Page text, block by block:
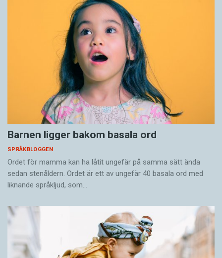
Barnen ligger bakom basala ord
SPRÅKBLOGGEN
Ordet för mamma kan ha låtit ungefär på samma sätt ända
sedan stenåldern. Ordet är ett av ungefär 40 basala ord med
liknande språkljud, som…